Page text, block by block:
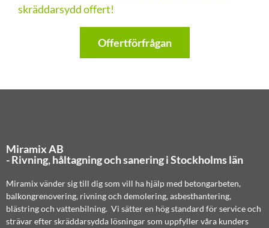
skräddarsydd offert!
Offertförfrågan
Miramix AB
- Rivning, håltagning och sanering i Stockholms län
Miramix vänder sig till dig som vill ha hjälp med betongarbeten,
balkongrenovering, rivning och demolering, asbesthantering,
blästring och vattenbilning. Vi sätter en hög standard för service och
strävar efter skräddarsydda lösningar som uppfyller våra kunders